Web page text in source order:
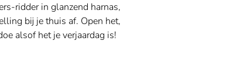
ridder in glanzend harnas,
bij je thuis af. Open het,
alsof het je verjaardag is!